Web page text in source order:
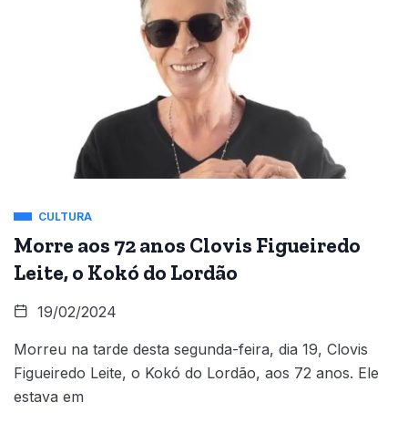
CULTURA
Morre aos 72 anos Clovis Figueiredo
Leite, o Kokó do Lordão
19/02/2024
Morreu na tarde desta segunda-feira, dia 19, Clovis
Figueiredo Leite, o Kokó do Lordão, aos 72 anos. Ele
estava em